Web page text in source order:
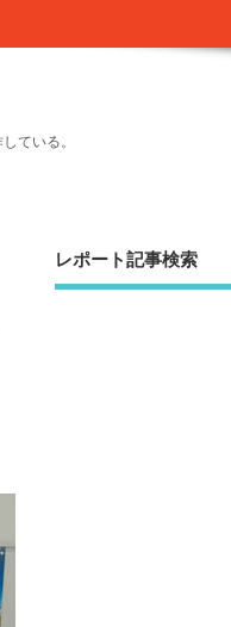
ている。
レポート記事検索